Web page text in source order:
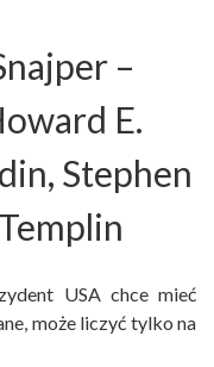
–
E.
Stephen
Templin
USA chce mieć
może liczyć tylko na